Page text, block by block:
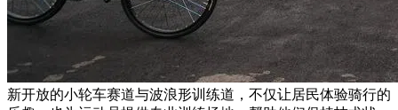
新开放的小轮车赛道与波浪形训练道，不仅让居民体验骑行的